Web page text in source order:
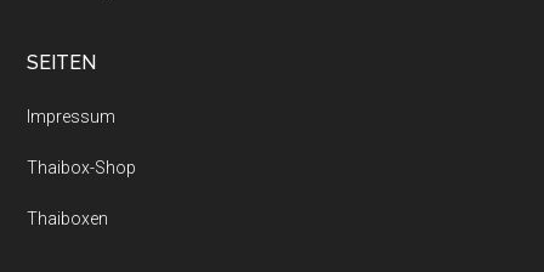
SEITEN
Impressum
Thaibox-Shop
Thaiboxen